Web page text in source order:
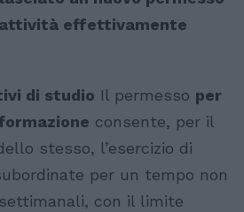
effettivamente
di studio Il permesso per
consente, per il
stesso, l’esercizio di
per un tempo non
con il limite